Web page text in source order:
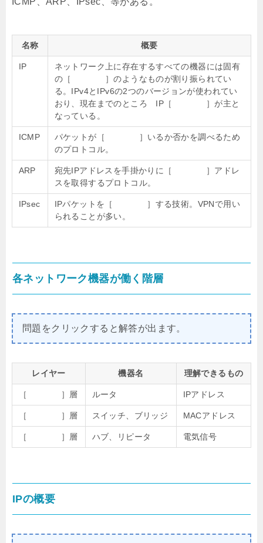
名称 概要
IP
ネットワーク上に存在するすべての機器には固有
の［ ］のようなものが割り振られてい
る。IPv4とIPv6の2つのバージョンが使われてい
おり、現在までのところ IP［ ］が主と
なっている。
ICMP
パケットが［ ］いるか否かを調べるため
のプロトコル。
ARP
宛先IPアドレスを手掛かりに［ ］アドレ
スを取得するプロトコル。
IPsec
IPパケットを［ ］する技術。VPNで用い
られることが多い。
各ネットワーク機器が働く階層
問題をクリックすると解答が出ます。
レイヤー 機器名 理解できるもの
［ ］層 ルータ IPアドレス
［ ］層 スイッチ、ブリッジ MACアドレス
［ ］層 ハブ、リピータ 電気信号
IPの概要